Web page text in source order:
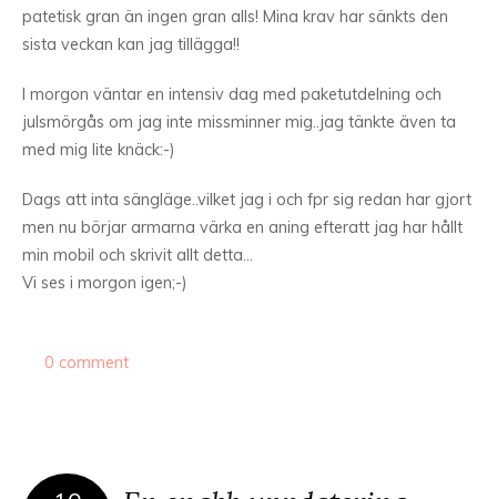
patetisk gran än ingen gran alls! Mina krav har sänkts den
sista veckan kan jag tillägga!!
I morgon väntar en intensiv dag med paketutdelning och
julsmörgås om jag inte missminner mig..jag tänkte även ta
med mig lite knäck:-)
Dags att inta sängläge..vilket jag i och fpr sig redan har gjort
men nu börjar armarna värka en aning efteratt jag har hållt
min mobil och skrivit allt detta…
Vi ses i morgon igen;-)
0 comment